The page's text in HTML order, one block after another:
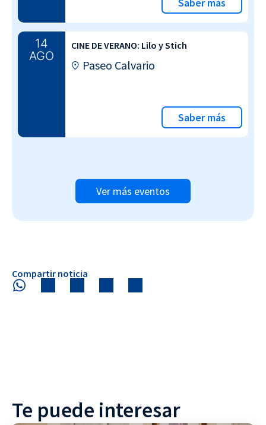
14
AGO
CINE DE VERANO: Lilo y Stich
Paseo Calvario
Saber más
Ver más eventos
Compartir noticia
Te puede interesar